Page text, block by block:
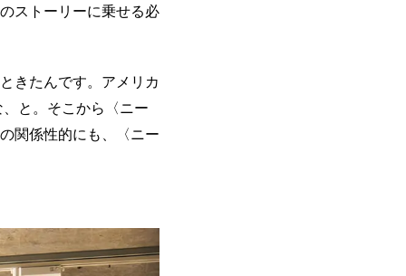
ストーリーに乗せる必
きたんです。アメリカ
と。そこから〈ニー
関係性的にも、〈ニー